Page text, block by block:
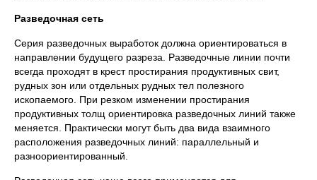
Разведочная сеть
Серия разведочных выработок должна ориентироваться в
направлении будущего разреза. Разведочные линии почти
всегда проходят в крест простирания продуктивных свит,
рудных зон или отдельных рудных тел полезного
ископаемого. При резком изменении простирания
продуктивных толщ ориентировка разведочных линий также
меняется. Практически могут быть два вида взаимного
расположения разведочных линий: параллельный и
разноориентированный.